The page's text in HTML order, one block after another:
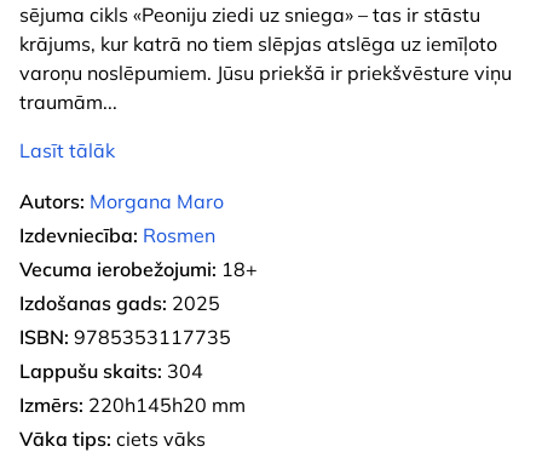
sējuma cikls «Peoniju ziedi uz sniega» – tas ir stāstu
krājums, kur katrā no tiem slēpjas atslēga uz iemīļoto
varoņu noslēpumiem. Jūsu priekšā ir priekšvēsture viņu
traumām...
Lasīt tālāk
Autors: Morgana Maro
Izdevniecība: Rosmen
Vecuma ierobežojumi: 18+
Izdošanas gads: 2025
ISBN: 9785353117735
Lappušu skaits: 304
Izmērs: 220h145h20 mm
Vāka tips: ciets vāks